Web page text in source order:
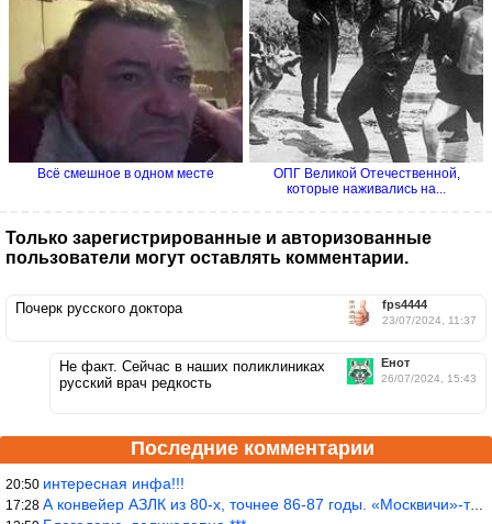
Всё смешное в одном месте
ОПГ Великой Отечественной,
которые наживались на...
Только зарегистрированные и авторизованные
пользователи могут оставлять комментарии.
fps4444
23/07/2024, 11:37
Почерк русского доктора
Енот
26/07/2024, 15:43
Не факт. Сейчас в наших поликлиниках
русский врач редкость
Последние комментарии
20:50 интересная инфа!!!
17:28 А конвейер АЗЛК из 80-х, точнее 86-87 годы. «Москвичи»-то из пер